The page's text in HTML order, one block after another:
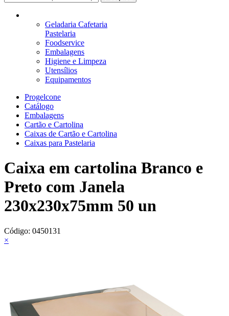
Geladaria Cafetaria
Pastelaria
Foodservice
Embalagens
Higiene e Limpeza
Utensílios
Equipamentos
Progelcone
Catálogo
Embalagens
Cartão e Cartolina
Caixas de Cartão e Cartolina
Caixas para Pastelaria
Caixa em cartolina Branco e
Preto com Janela
230x230x75mm 50 un
Código: 0450131
×